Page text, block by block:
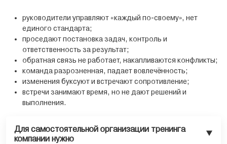
руководители управляют «каждый по-своему», нет
единого стандарта;
проседают постановка задач, контроль и
ответственность за результат;
обратная связь не работает, накапливаются конфликты;
команда разрозненная, падает вовлечённость;
изменения буксуют и встречают сопротивление;
встречи занимают время, но не дают решений и
выполнения.
Для самостоятельной организации тренинга
компании нужно